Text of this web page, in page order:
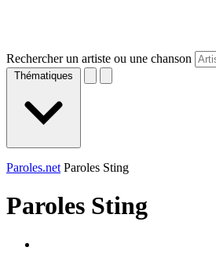
Rechercher un artiste ou une chanson
Thématiques
Paroles.net Paroles Sting
Paroles Sting